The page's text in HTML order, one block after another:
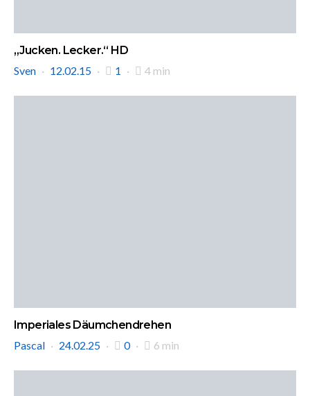
„Jucken. Lecker.“ HD
Sven
12.02.15 1 4 min
Imperiales Däumchendrehen
Pascal
24.02.25 0 6 min